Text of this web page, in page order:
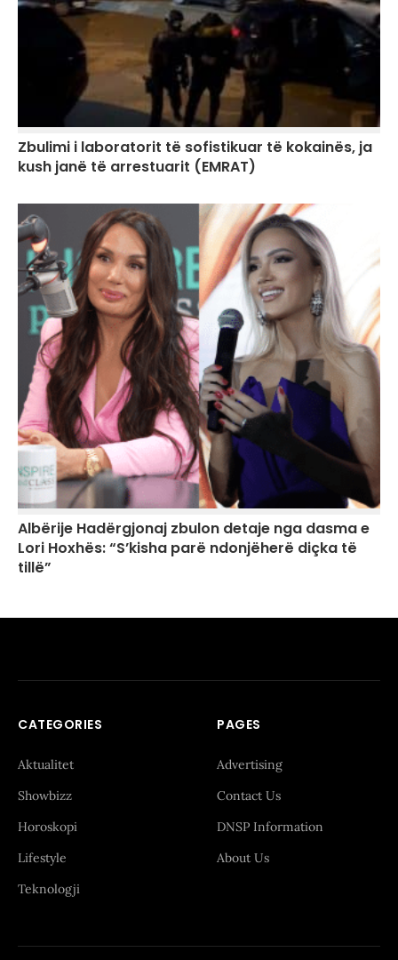
Zbulimi i laboratorit të sofistikuar të kokainës, ja
kush janë të arrestuarit (EMRAT)
Albërije Hadërgjonaj zbulon detaje nga dasma e
Lori Hoxhës: “S’kisha parë ndonjëherë diçka të
tillë”
CATEGORIES
Aktualitet
Showbizz
Horoskopi
Lifestyle
Teknologji
PAGES
Advertising
Contact Us
DNSP Information
About Us